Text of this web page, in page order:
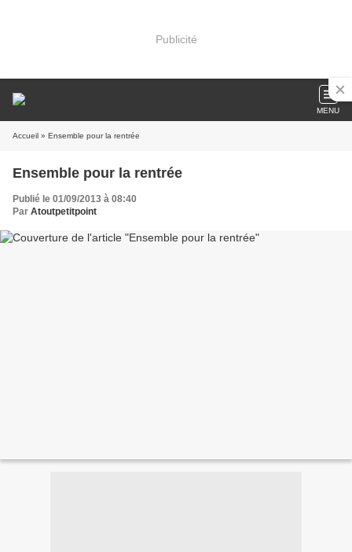
Publicité
MENU
Accueil » Ensemble pour la rentrée
Ensemble pour la rentrée
Publié le 01/09/2013 à 08:40
Par Atoutpetitpoint